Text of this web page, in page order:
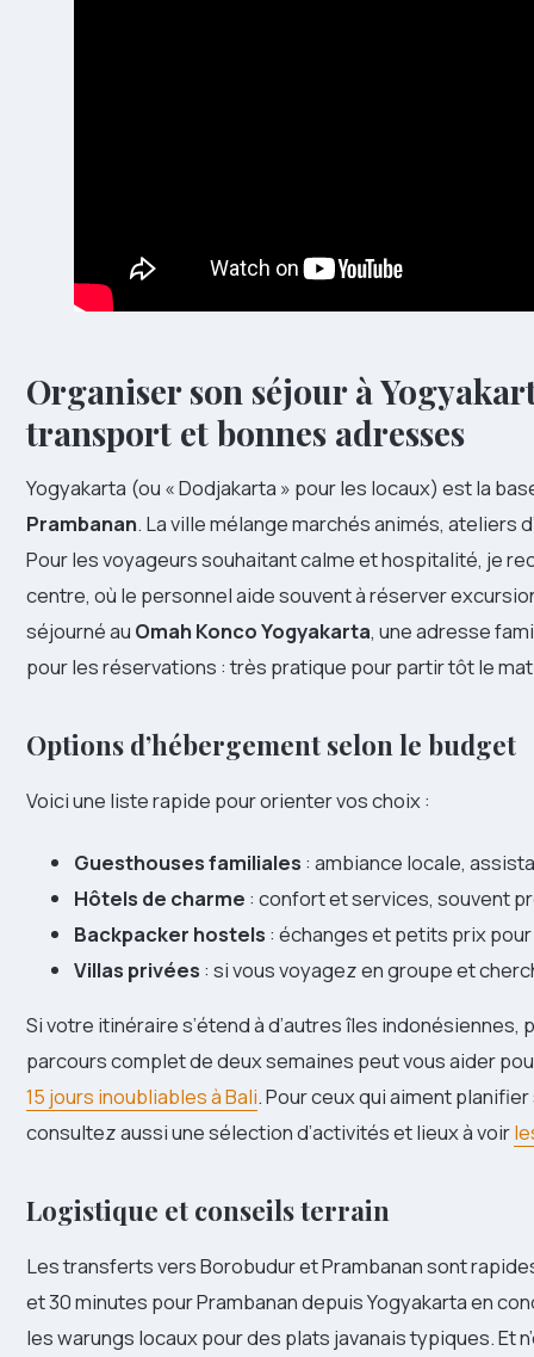
Organiser son séjour à
transport et bonnes adresses
Yogyakarta (ou « Dodjakarta » pour les locaux) est la
Prambanan. La ville mélange marchés animés, ateliers
Pour les voyageurs souhaitant calme et hospitalité, je
centre, où le personnel aide souvent à réserver
séjourné au Omah Konco Yogyakarta, une adresse
pour les réservations : très pratique pour partir tôt le
Options d’hébergement selon le budget
Voici une liste rapide pour orienter vos choix :
Guesthouses familiales : ambiance locale,
Hôtels de charme : confort et services, souvent
Backpacker hostels : échanges et petits prix
Villas privées : si vous voyagez en groupe et
Si votre itinéraire s’étend à d’autres îles indonésiennes,
parcours complet de deux semaines peut vous aider
15 jours inoubliables à Bali. Pour ceux qui aiment
consultez aussi une sélection d’activités et lieux à voir
Logistique et conseils terrain
Les transferts vers Borobudur et Prambanan sont
et 30 minutes pour Prambanan depuis Yogyakarta en
les warungs locaux pour des plats javanais typiques. Et